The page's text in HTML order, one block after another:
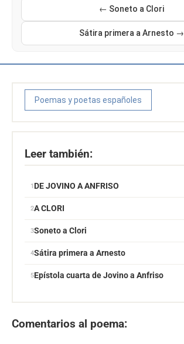
← Soneto a Clori
Sátira primera a Arnesto →
Poemas y poetas españoles
Leer también:
DE JOVINO A ANFRISO
A CLORI
Soneto a Clori
Sátira primera a Arnesto
Epístola cuarta de Jovino a Anfriso
Comentarios al poema: